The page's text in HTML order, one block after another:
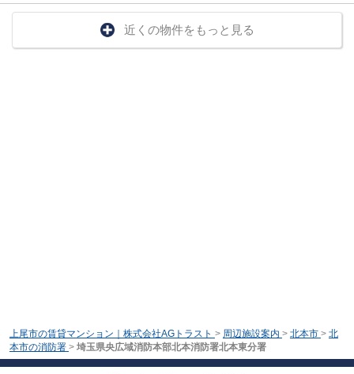
近くの物件をもっと見る
上尾市の賃貸マンション｜株式会社AGトラスト > 周辺施設案内 > 北本市 > 北
本市の消防署 > 埼玉県央広域消防本部北本消防署北本東分署